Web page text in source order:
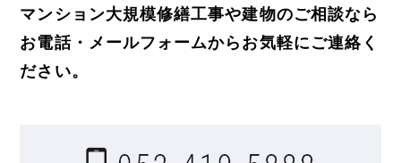
マンション大規模修繕工事や建物のご相談なら
お電話・メールフォームからお気軽にご連絡く
ださい。